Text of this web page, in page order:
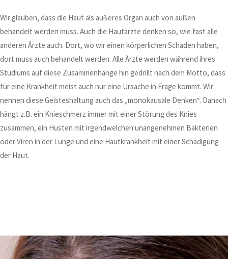
Wir glauben, dass die Haut als äußeres Organ auch von außen
behandelt werden muss. Auch die Hautärzte denken so, wie fast alle
anderen Ärzte auch. Dort, wo wir einen körperlichen Schaden haben,
dort muss auch behandelt werden. Alle Ärzte werden während ihres
Studiums auf diese Zusammenhänge hin gedrillt nach dem Motto, dass
für eine Krankheit meist auch nur eine Ursache in Frage kommt. Wir
nennen diese Geisteshaltung auch das „monokausale Denken“. Danach
hängt z.B. ein Knieschmerz immer mit einer Störung des Knies
zusammen, ein Husten mit irgendwelchen unangenehmen Bakterien
oder Viren in der Lunge und eine Hautkrankheit mit einer Schädigung
der Haut.